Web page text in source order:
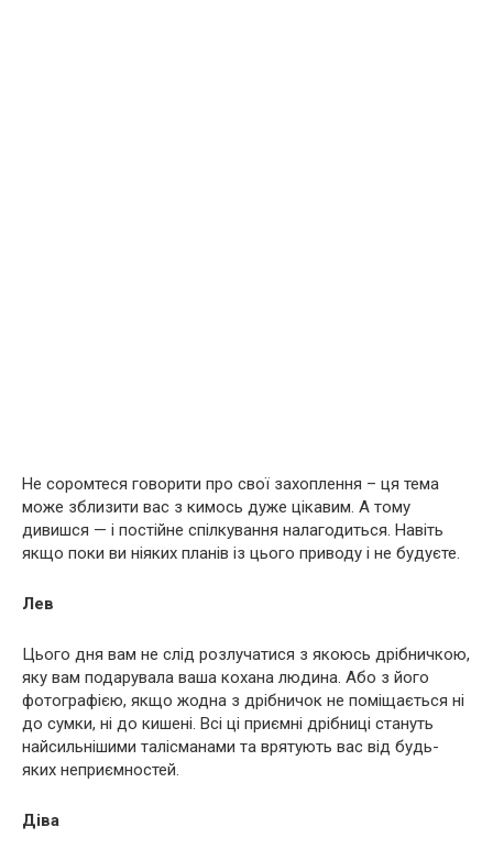
Не соромтеся говорити про свої захоплення – ця тема
може зблизити вас з кимось дуже цікавим. А тому
дивишся — і постійне спілкування налагодиться. Навіть
якщо поки ви ніяких планів із цього приводу і не будуєте.
Лев
Цього дня вам не слід розлучатися з якоюсь дрібничкою,
яку вам подарувала ваша кохана людина. Або з його
фотографією, якщо жодна з дрібничок не поміщається ні
до сумки, ні до кишені. Всі ці приємні дрібниці стануть
найсильнішими талісманами та врятують вас від будь-
яких неприємностей.
Діва